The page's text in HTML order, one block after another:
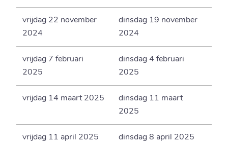
vrijdag 22 november
2024
dinsdag 19 november
2024
vrijdag 7 februari
2025
dinsdag 4 februari
2025
vrijdag 14 maart 2025
dinsdag 11 maart
2025
vrijdag 11 april 2025 dinsdag 8 april 2025